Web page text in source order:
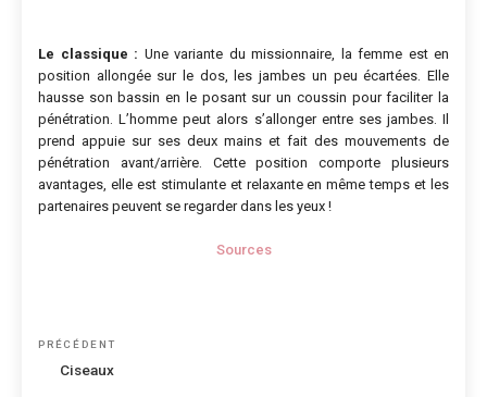
Le classique : Une variante du missionnaire, la femme est en
position allongée sur le dos, les jambes un peu écartées. Elle
hausse son bassin en le posant sur un coussin pour faciliter la
pénétration. L’homme peut alors s’allonger entre ses jambes. Il
prend appuie sur ses deux mains et fait des mouvements de
pénétration avant/arrière. Cette position comporte plusieurs
avantages, elle est stimulante et relaxante en même temps et les
partenaires peuvent se regarder dans les yeux !
Sources
Navigation
Article
précédent
PRÉCÉDENT
Ciseaux